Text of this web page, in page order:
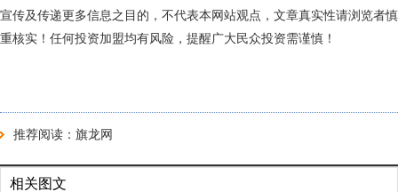
宣传及传递更多信息之目的，不代表本网站观点，文章真实性请浏览者慎
重核实！任何投资加盟均有风险，提醒广大民众投资需谨慎！
推荐阅读： 旗龙网
相关图文